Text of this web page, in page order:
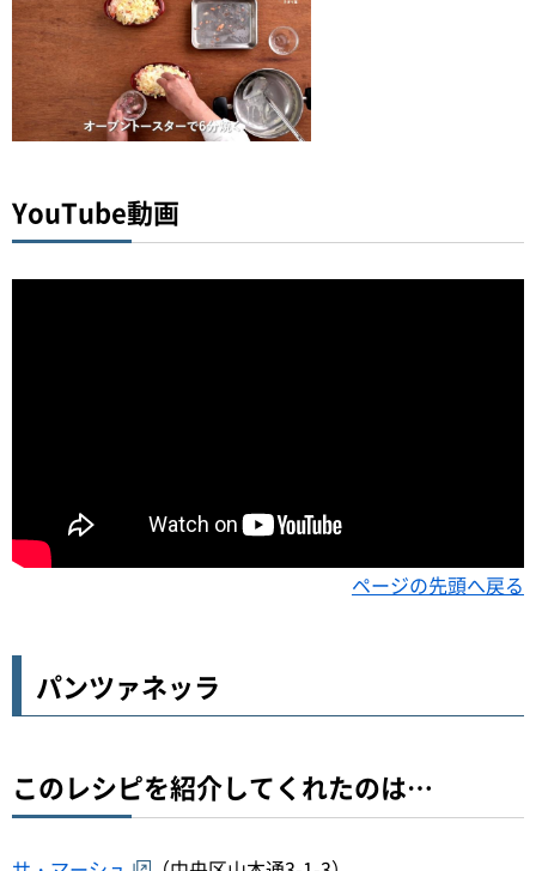
YouTube動画
ページの先頭へ戻る
パンツァネッラ
このレシピを紹介してくれたのは…